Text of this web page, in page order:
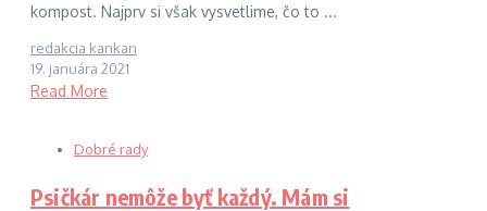
kompost. Najprv si však vysvetlime, čo to ...
redakcia kankan
19. januára 2021
Read More
Dobré rady
Psičkár nemôže byť každý. Mám si